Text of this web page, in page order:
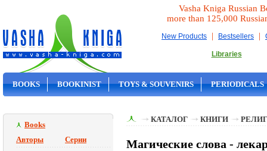
Vasha Kniga Russian
more than 125,000
New Products | Bestsellers |
Libraries
BOOKS BOOKINIST TOYS & SOUVENIRS PERIODICALS
Books
Авторы
Серии
КАТАЛОГ КНИГИ
Магические слова -